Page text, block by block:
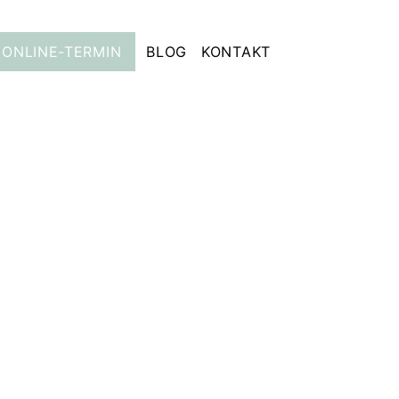
ONLINE-TERMIN BLOG KONTAKT